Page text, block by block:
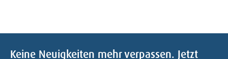
Keine Neuigkeiten mehr verpassen. Jetzt